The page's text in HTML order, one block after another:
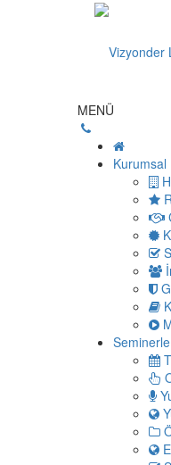
MENÜ
Kurumsal